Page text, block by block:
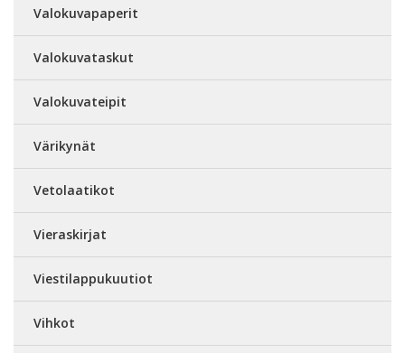
Valokuvapaperit
Valokuvataskut
Valokuvateipit
Värikynät
Vetolaatikot
Vieraskirjat
Viestilappukuutiot
Vihkot